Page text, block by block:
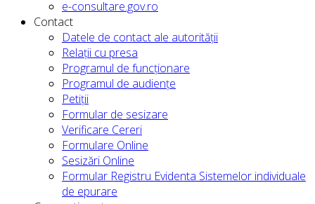
e-consultare.gov.ro
Contact
Datele de contact ale autorității
Relații cu presa
Programul de funcționare
Programul de audiențe
Petiții
Formular de sesizare
Verificare Cereri
Formulare Online
Sesizări Online
Formular Registru Evidenta Sistemelor individuale
de epurare